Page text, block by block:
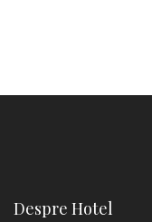
Despre Hotel